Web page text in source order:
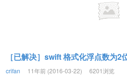
［已解决］swift 格式化浮点数为2
crifan 11年前 (2016-03-22) 6201浏览